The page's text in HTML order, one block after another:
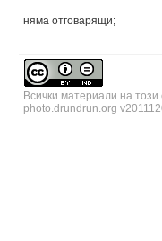
няма отговарящи;
Всички материали на
photo.drundrun.org